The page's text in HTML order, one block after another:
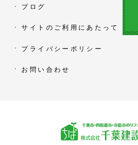
ブログ
サイトのご利用にあたって
プライバシーポリシー
お問い合わせ